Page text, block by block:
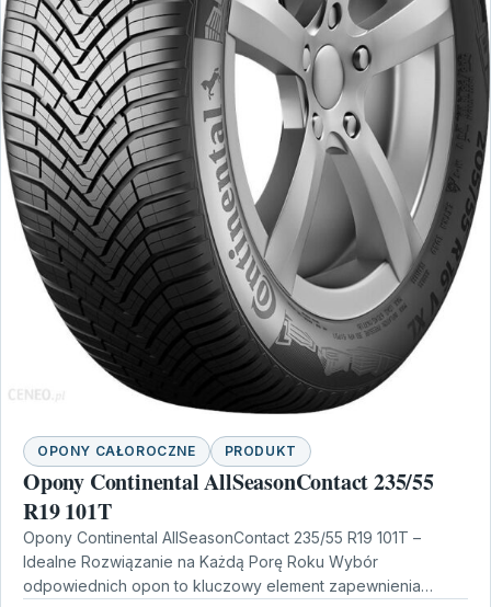
OPONY CAŁOROCZNE PRODUKT
Opony Continental AllSeasonContact 235/55
R19 101T
Opony Continental AllSeasonContact 235/55 R19 101T –
Idealne Rozwiązanie na Każdą Porę Roku Wybór
odpowiednich opon to kluczowy element zapewnienia